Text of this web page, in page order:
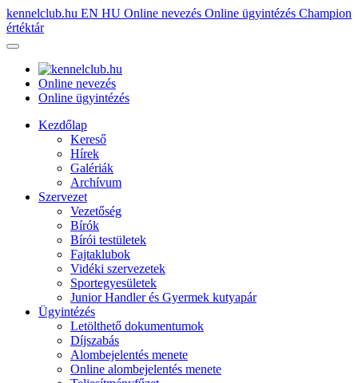
kennelclub.hu EN HU Online nevezés Online ügyintézés Champion
értéktár
Online nevezés
Online ügyintézés
Kezdőlap
Kereső
Hírek
Galériák
Archívum
Szervezet
Vezetőség
Bírók
Bírói testületek
Fajtaklubok
Vidéki szervezetek
Sportegyesületek
Junior Handler és Gyermek kutyapár
Ügyintézés
Letölthető dokumentumok
Díjszabás
Alombejelentés menete
Online alombejelentés menete